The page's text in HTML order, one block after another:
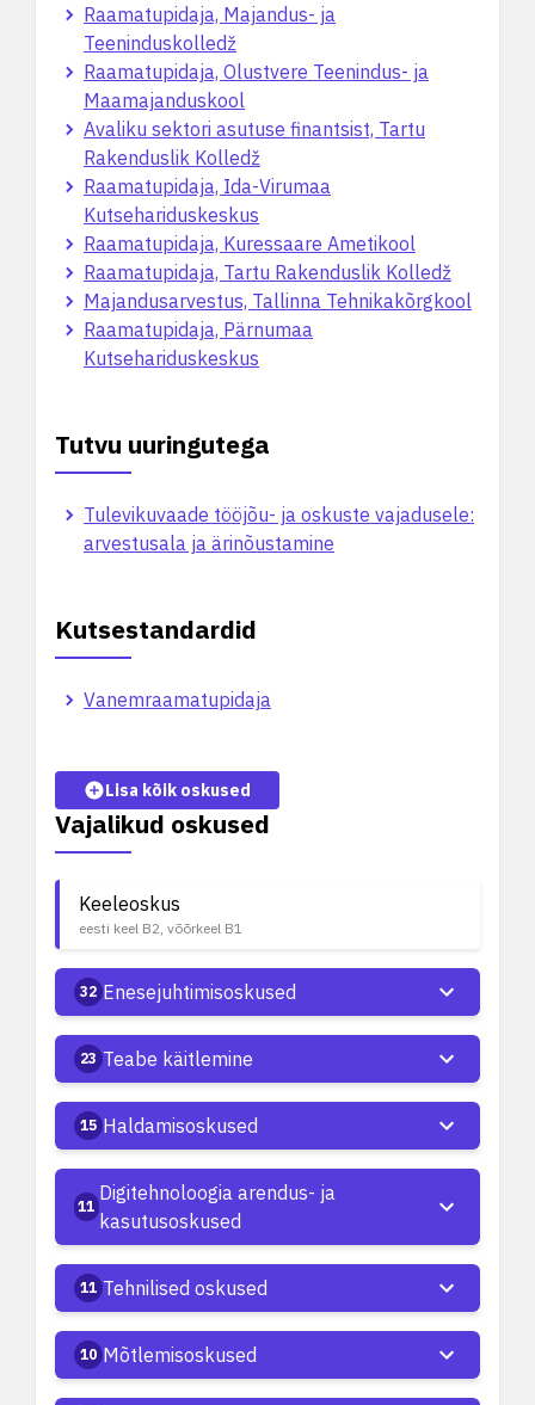
Raamatupidaja, Majandus- ja
Teeninduskolledž
Raamatupidaja, Olustvere Teenindus- ja
Maamajanduskool
Avaliku sektori asutuse finantsist, Tartu
Rakenduslik Kolledž
Raamatupidaja, Ida-Virumaa
Kutsehariduskeskus
Raamatupidaja, Kuressaare Ametikool
Raamatupidaja, Tartu Rakenduslik Kolledž
Majandusarvestus, Tallinna Tehnikakõrgkool
Raamatupidaja, Pärnumaa
Kutsehariduskeskus
Tutvu uuringutega
Tulevikuvaade tööjõu- ja oskuste vajadusele:
arvestusala ja ärinõustamine
Kutsestandardid
Vanemraamatupidaja
Vajalikud oskused
Lisa kõik oskused
Keeleoskus
eesti keel B2, võõrkeel B1
32 Enesejuhtimisoskused
23 Teabe käitlemine
15 Haldamisoskused
11
Digitehnoloogia arendus- ja
kasutusoskused
11 Tehnilised oskused
10 Mõtlemisoskused